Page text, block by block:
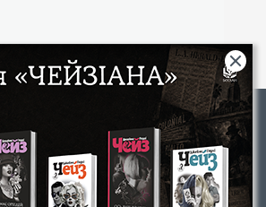
Богдан»:
529